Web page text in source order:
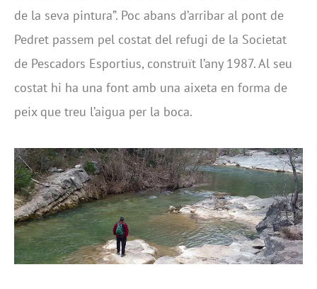
de la seva pintura”. Poc abans d’arribar al pont de
Pedret passem pel costat del refugi de la Societat
de Pescadors Esportius, construït l’any 1987. Al seu
costat hi ha una font amb una aixeta en forma de
peix que treu l’aigua per la boca.